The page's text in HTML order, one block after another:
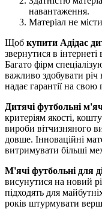
навантаження.
Матеріал не
Щоб купити Адідас
звернутися в
Багато фірм
важливо здобувати
надає гарантії на
Дитячі футбольні
критеріям якості,
вироби вітчизняного
довше. Інноваційні
витримувати більші
М'ячі футбольні для
висунутися на новий
підходять для
років штурмувати